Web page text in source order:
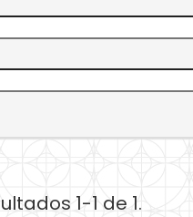
1-1 de 1.